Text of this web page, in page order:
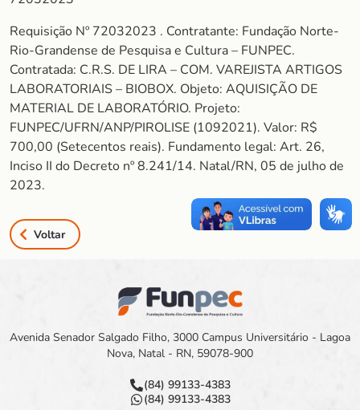
Requisição Nº 72032023 . Contratante: Fundação Norte-
Rio-Grandense de Pesquisa e Cultura – FUNPEC.
Contratada: C.R.S. DE LIRA – COM. VAREJISTA ARTIGOS
LABORATORIAIS – BIOBOX. Objeto: AQUISIÇÃO DE
MATERIAL DE LABORATÓRIO. Projeto:
FUNPEC/UFRN/ANP/PIROLISE (1092021). Valor: R$
700,00 (Setecentos reais). Fundamento legal: Art. 26,
Inciso II do Decreto nº 8.241/14. Natal/RN, 05 de julho de
2023.
Voltar
Avenida Senador Salgado Filho, 3000 Campus Universitário - Lagoa
Nova, Natal - RN, 59078-900
(84) 99133-4383
(84) 99133-4383